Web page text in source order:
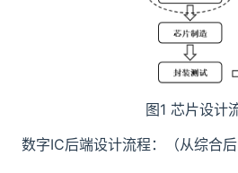
图1 芯片设计
数字IC后端设计流程：（从综合后